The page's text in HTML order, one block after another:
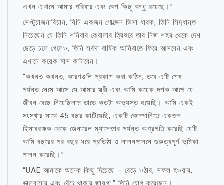
এখন এখানে আমার পরিবার এবং বেশ কিছু বন্ধু রয়েছে।”
সেপ্টুয়াজনারিয়ান, যিনি একজন গোল্ডেন ভিসা ধারক, তিনি সিদ্ধান্ত
নিয়েছেন যে তিনি শনিবার কেরালার ত্রিশুরে তার নিজ শহর থেকে দেশ
ছেড়ে চলে গেলেও, তিনি সর্বদা বার্ষিক আমিরাতে ফিরে আসবেন এবং
এখানে কয়েক মাস কাটাবেন।
“কখনও কখনও, কারণগুলি প্রকাশ করা কঠিন, তবে এটি শেষ
পর্যন্ত নেমে আসে যে আমার স্ত্রী এবং আমি কয়েক দশক আগে যে
জীবন বেছে নিয়েছিলাম তাতে কতটা অভ্যস্ত হয়েছি। আমি একই
সংস্থার সাথে 45 বছর কাটিয়েছি, একটি কোম্পানিতে একজন
হিসাবরক্ষক থেকে জেনারেল ম্যানেজার পর্যন্ত অগ্রগতি করেছি যেটি
আমি বছরের পর বছর ধরে প্রতিষ্ঠা ও লালনপালনে গুরুত্বপূর্ণ ভূমিকা
পালন করেছি।”
“UAE আমাকে অনেক কিছু দিয়েছে – বেড়ে ওঠার, সফল হওয়ার,